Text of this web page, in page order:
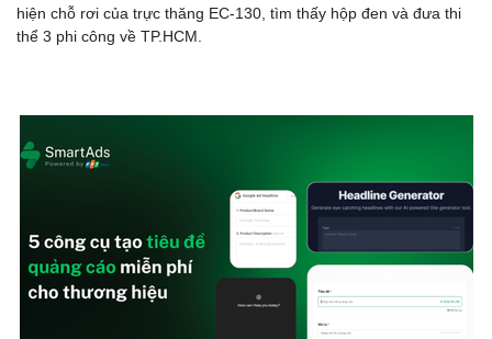
hiện chỗ rơi của trực thăng EC-130, tìm thấy hộp đen và đưa thi
thể 3 phi công về TP.HCM.